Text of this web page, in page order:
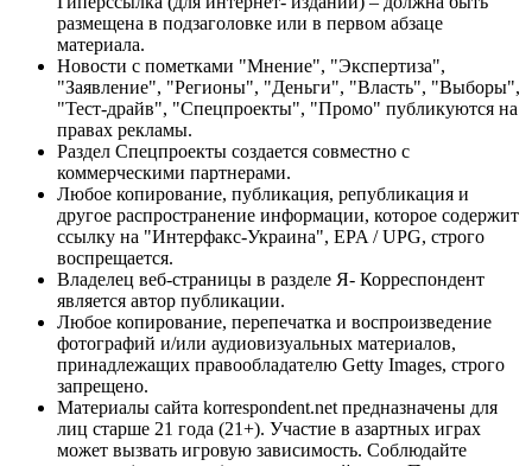
размещена в подзаголовке или в первом абзаце
материала.
Новости с пометками "Мнение", "Экспертиза",
"Заявление", "Регионы", "Деньги", "Власть", "Выборы",
"Тест-драйв", "Спецпроекты", "Промо" публикуются на
правах рекламы.
Раздел Спецпроекты создается совместно с
коммерческими партнерами.
Любое копирование, публикация, републикация и
другое распространение информации, которое содержит
ссылку на "Интерфакс-Украина", EPA / UPG, строго
воспрещается.
Владелец веб-страницы в разделе Я- Корреспондент
является автор публикации.
Любое копирование, перепечатка и воспроизведение
фотографий и/или аудиовизуальных материалов,
принадлежащих правообладателю Getty Images, строго
запрещено.
Материалы сайта korrespondent.net предназначены для
лиц старше 21 года (21+). Участие в азартных играх
может вызвать игровую зависимость. Соблюдайте